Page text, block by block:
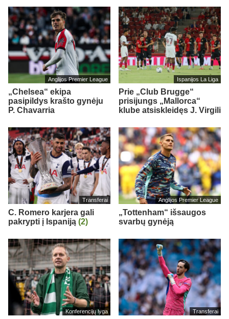
Anglijos Premier League
„Chelsea“ ekipa
pasipildys krašto gynėju
P. Chavarria
Ispanijos La Liga
Prie „Club Brugge“
prisijungs „Mallorca“
klube atsiskleidęs J. Virgili
Transferai
C. Romero karjera gali
pakrypti į Ispaniją (2)
Anglijos Premier League
„Tottenham“ išsaugos
svarbų gynėją
Konferencijų lyga Transferai